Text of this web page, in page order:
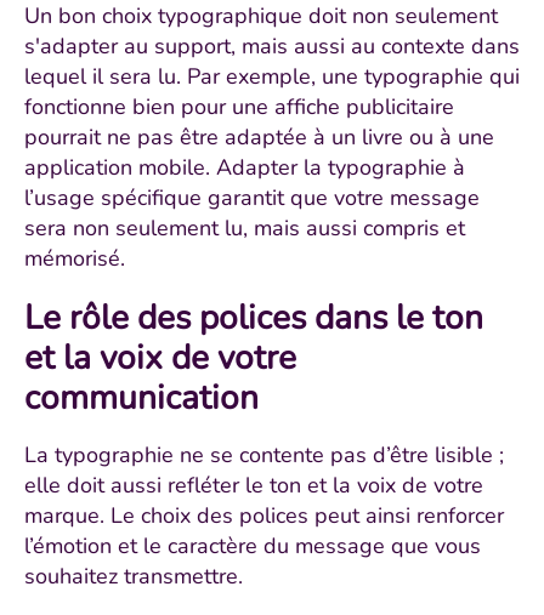
Un bon choix typographique doit non seulement
s'adapter au support, mais aussi au contexte dans
lequel il sera lu. Par exemple, une typographie qui
fonctionne bien pour une affiche publicitaire
pourrait ne pas être adaptée à un livre ou à une
application mobile. Adapter la typographie à
l’usage spécifique garantit que votre message
sera non seulement lu, mais aussi compris et
mémorisé.
Le rôle des polices dans le ton
et la voix de votre
communication
La typographie ne se contente pas d’être lisible ;
elle doit aussi refléter le ton et la voix de votre
marque. Le choix des polices peut ainsi renforcer
l’émotion et le caractère du message que vous
souhaitez transmettre.